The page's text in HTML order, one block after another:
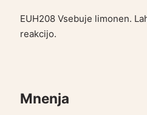
EUH208 Vsebuje limonen.
reakcijo.
Mnenja